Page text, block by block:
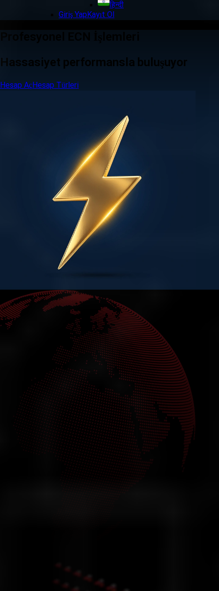
हिन्दी
Giriş YapKayıt Ol
Hassasiyet performansla buluşuyor
Hesap AçHesap Türleri